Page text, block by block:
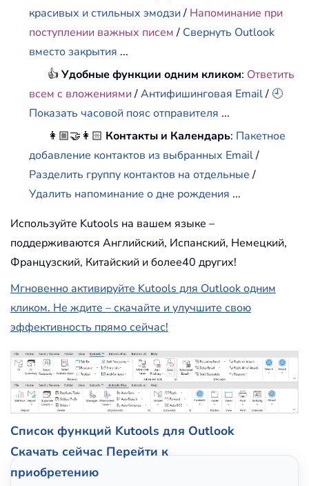
красивых и стильных эмодзи/ Напоминание при
поступлении важных писем/ Свернуть Outlook
вместо закрытия ...
👍Удобные функции одним кликом: Ответить
всем с вложениями /Антифишинговая Email/ 🕘
Показать часовой пояс отправителя ...
👩🏼‍🤝‍👩🏻 Контакты и Календарь: Пакетное
добавление контактов из выбранных Email/
Разделить группу контактов на отдельные/
Удалить напоминание о дне рождения ...
Используйте Kutools на вашем языке –
поддерживаются Английский, Испанский, Немецкий,
Французский, Китайский и более40 других!
Мгновенно активируйте Kutools для Outlook одним
кликом. Не ждите – скачайте и улучшите свою
эффективность прямо сейчас!
Список функций Kutools для Outlook
Скачать сейчас Перейти к
приобретению